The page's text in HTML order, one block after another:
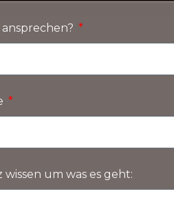
wissen um was es geht: